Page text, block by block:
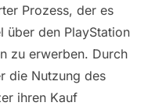
Prozess, der es
über den PlayStation
zu erwerben. Durch
die Nutzung des
ihren Kauf